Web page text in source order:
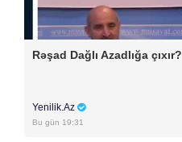
Rəşad Dağlı Azadlığa çıxır?
Yenilik.Az
Bu gün 19:31